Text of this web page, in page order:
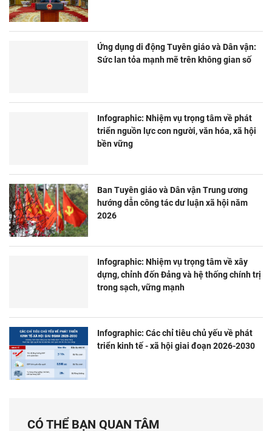
Ứng dụng di động Tuyên giáo và Dân vận:
Sức lan tỏa mạnh mẽ trên không gian số
Infographic: Nhiệm vụ trọng tâm về phát
triển nguồn lực con người, văn hóa, xã hội
bền vững
Ban Tuyên giáo và Dân vận Trung ương
hướng dẫn công tác dư luận xã hội năm
2026
Infographic: Nhiệm vụ trọng tâm về xây
dựng, chỉnh đốn Đảng và hệ thống chính trị
trong sạch, vững mạnh
Infographic: Các chỉ tiêu chủ yếu về phát
triển kinh tế - xã hội giai đoạn 2026-2030
CÓ THỂ BẠN QUAN TÂM